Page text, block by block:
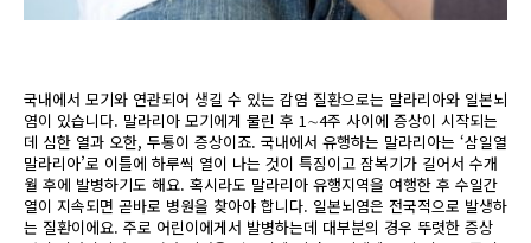
국내에서 모기와 연관되어 생길 수 있는 감염 질환으로는 말라리아와 일본뇌
염이 있습니다. 말라리아 모기에게 물린 후 1∼4주 사이에 증상이 시작되는
데 심한 열과 오한, 두통이 증상이죠. 국내에서 유행하는 말라리아는 ‘삼일열
말라리아’로 이틀에 하루씩 열이 나는 것이 특징이고 잠복기가 길어서 수개
월 후에 발병하기도 해요. 혹시라도 말라리아 유행지역을 여행한 후 수일간
열이 지속되면 곧바로 병원을 찾아야 합니다. 일본뇌염은 전국적으로 발생하
는 질환이에요. 주로 어린이에게서 발병하는데 대부분의 경우 뚜렷한 증상